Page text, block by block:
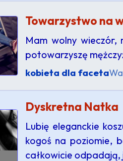
Towarzystwo na
Mam wolny wieczór,
potowarzyszę
kobieta dla faceta
Dyskretna Natka
Lubię eleganckie
kogoś na poziomie,
całkowicie